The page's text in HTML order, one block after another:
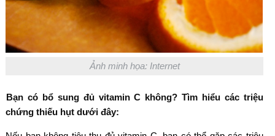
Ảnh minh họa: Internet
Bạn có bổ sung đủ vitamin C không? Tìm hiểu các triệu
chứng thiếu hụt dưới đây: